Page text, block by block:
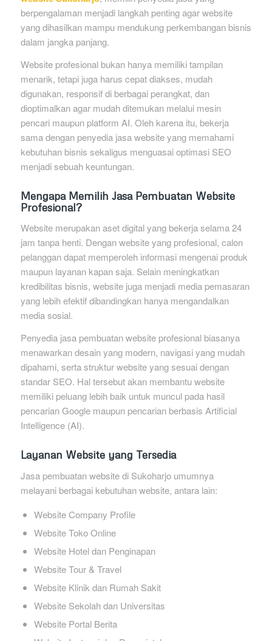
berpengalaman menjadi langkah penting agar website
yang dihasilkan mampu mendukung perkembangan bisnis
dalam jangka panjang.
Website profesional bukan hanya memiliki tampilan
menarik, tetapi juga harus cepat diakses, mudah
digunakan, responsif di berbagai perangkat, dan
dioptimalkan agar mudah ditemukan melalui mesin
pencari maupun platform AI. Oleh karena itu, bekerja
sama dengan penyedia jasa website yang memahami
kebutuhan bisnis sekaligus menguasai optimasi SEO
menjadi sebuah keuntungan.
Mengapa Memilih Jasa Pembuatan Website
Profesional?
Website merupakan aset digital yang bekerja selama 24
jam tanpa henti. Dengan website yang profesional, calon
pelanggan dapat memperoleh informasi mengenai produk
maupun layanan kapan saja. Selain meningkatkan
kredibilitas bisnis, website juga menjadi media pemasaran
yang lebih efektif dibandingkan hanya mengandalkan
media sosial.
Penyedia jasa pembuatan website profesional biasanya
menawarkan desain yang modern, navigasi yang mudah
dipahami, serta struktur website yang sesuai dengan
standar SEO. Hal tersebut akan membantu website
memiliki peluang lebih baik untuk muncul pada hasil
pencarian Google maupun pencarian berbasis Artificial
Intelligence (AI).
Layanan Website yang Tersedia
Jasa pembuatan website di Sukoharjo umumnya
melayani berbagai kebutuhan website, antara lain:
Website Company Profile
Website Toko Online
Website Hotel dan Penginapan
Website Tour & Travel
Website Klinik dan Rumah Sakit
Website Sekolah dan Universitas
Website Portal Berita